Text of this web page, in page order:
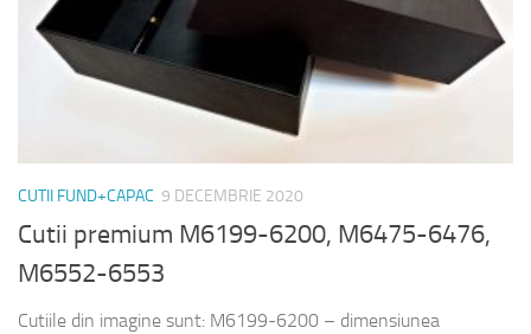
CUTII FUND+CAPAC 9 DECEMBRIE 2020
Cutii premium M6199-6200, M6475-6476,
M6552-6553
Cutiile din imagine sunt: M6199-6200 – dimensiunea